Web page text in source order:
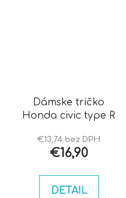
Dámske tričko
Honda civic type R
€13,74 bez DPH
€16,90
DETAIL